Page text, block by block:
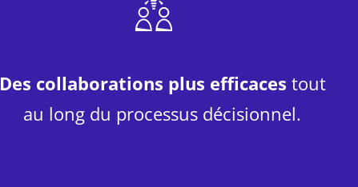
Des collaborations plus efficaces tout
au long du processus décisionnel.